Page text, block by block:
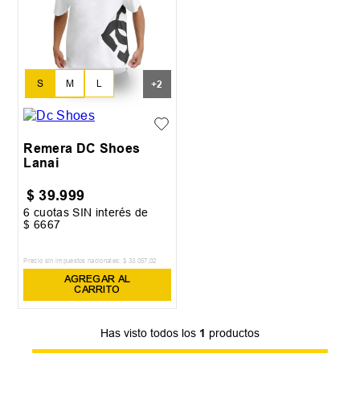
S M L
XL XXL
+2
Remera DC Shoes
Lanai
$ 39.999
6 cuotas SIN interés de
$ 6667
Precio sin impuestos nacionales: $ 33 057 02
AGREGAR AL
CARRITO
Has visto todos los 1 productos